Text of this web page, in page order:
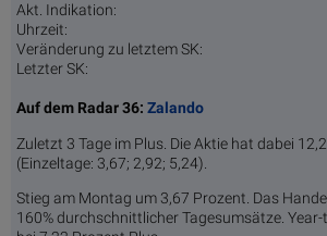
Akt. Indikation:
Uhrzeit:
Veränderung zu letztem SK:
Letzter SK:
Auf dem Radar 36: Zalando
Zuletzt 3 Tage im Plus. Die Aktie hat dabei
(Einzeltage: 3,67; 2,92; 5,24).
Stieg am Montag um 3,67 Prozent. Das
160% durchschnittlicher Tagesumsätze.